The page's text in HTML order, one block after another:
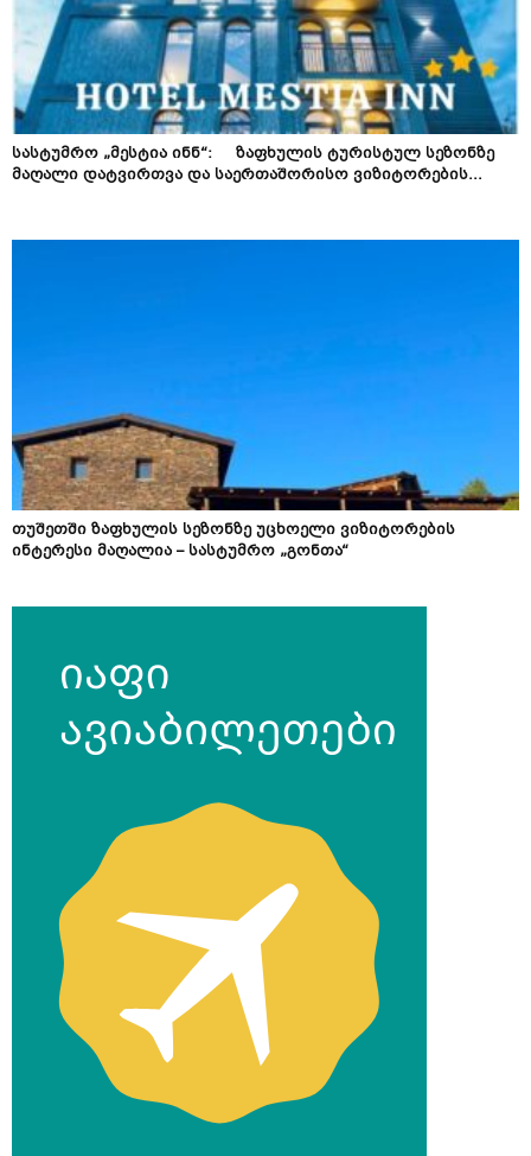
სასტუმრო „მესტია ინნ“: ზაფხულის ტურისტულ სეზონზე
მაღალი დატვირთვა და საერთაშორისო ვიზიტორების...
თუშეთში ზაფხულის სეზონზე უცხოელი ვიზიტორების
ინტერესი მაღალია – სასტუმრო „გონთა“